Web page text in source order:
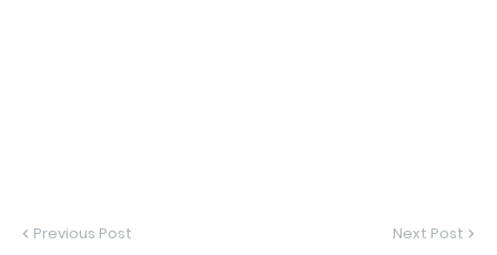
Previous Post Next Post